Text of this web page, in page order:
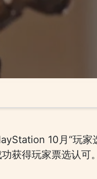
10月“玩家
获得玩家票选认